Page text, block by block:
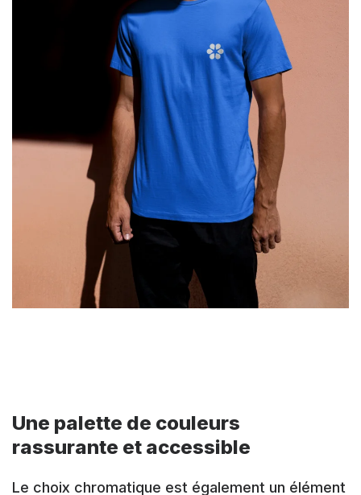
Une palette de couleurs
rassurante et accessible
Le choix chromatique est également un élément